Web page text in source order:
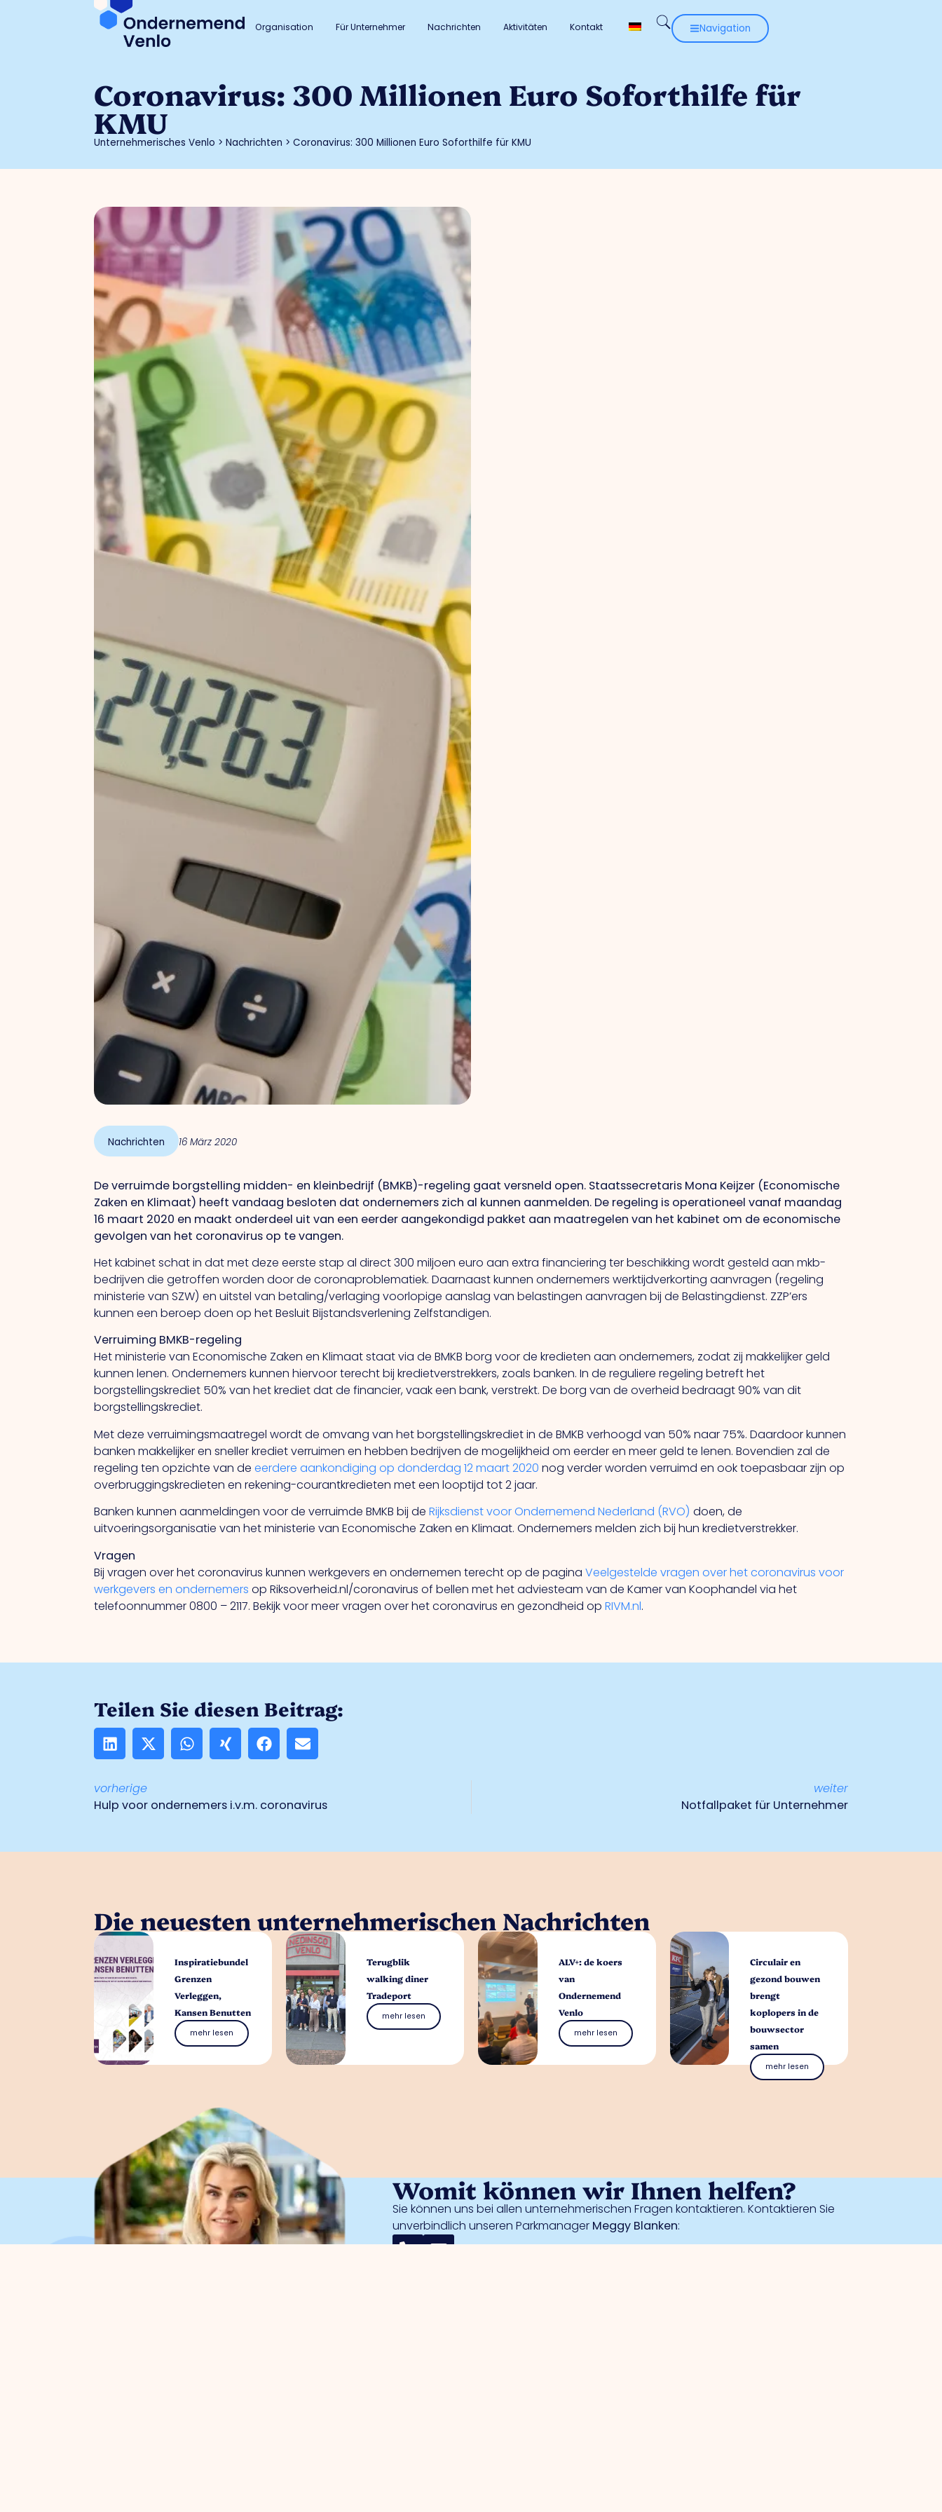
Organisation Für Unternehmer Nachrichten Aktivitäten Kontakt Navigation
Coronavirus: 300 Millionen Euro Soforthilfe für
KMU
Unternehmerisches Venlo >Nachrichten >Coronavirus: 300 Millionen Euro Soforthilfe für KMU
Nachrichten 16 März 2020
De verruimde borgstelling midden- en kleinbedrijf (BMKB)-regeling gaat versneld open. Staatssecretaris Mona Keijzer (Economische
Zaken en Klimaat) heeft vandaag besloten dat ondernemers zich al kunnen aanmelden. De regeling is operationeel vanaf maandag
16 maart 2020 en maakt onderdeel uit van een eerder aangekondigd pakket aan maatregelen van het kabinet om de economische
gevolgen van het coronavirus op te vangen.
Het kabinet schat in dat met deze eerste stap al direct 300 miljoen euro aan extra financiering ter beschikking wordt gesteld aan mkb-
bedrijven die getroffen worden door de coronaproblematiek. Daarnaast kunnen ondernemers werktijdverkorting aanvragen (regeling
ministerie van SZW) en uitstel van betaling/verlaging voorlopige aanslag van belastingen aanvragen bij de Belastingdienst. ZZP’ers
kunnen een beroep doen op het Besluit Bijstandsverlening Zelfstandigen.
Verruiming BMKB-regeling
Het ministerie van Economische Zaken en Klimaat staat via de BMKB borg voor de kredieten aan ondernemers, zodat zij makkelijker geld
kunnen lenen. Ondernemers kunnen hiervoor terecht bij kredietverstrekkers, zoals banken. In de reguliere regeling betreft het
borgstellingskrediet 50% van het krediet dat de financier, vaak een bank, verstrekt. De borg van de overheid bedraagt 90% van dit
borgstellingskrediet.
Met deze verruimingsmaatregel wordt de omvang van het borgstellingskrediet in de BMKB verhoogd van 50% naar 75%. Daardoor kunnen
banken makkelijker en sneller krediet verruimen en hebben bedrijven de mogelijkheid om eerder en meer geld te lenen. Bovendien zal de
regeling ten opzichte van deeerdere aankondiging op donderdag 12 maart 2020 nog verder worden verruimd en ook toepasbaar zijn op
overbruggingskredieten en rekening-courantkredieten met een looptijd tot 2 jaar.
Banken kunnen aanmeldingen voor de verruimde BMKB bij deRijksdienst voor Ondernemend Nederland (RVO) doen, de
uitvoeringsorganisatie van het ministerie van Economische Zaken en Klimaat. Ondernemers melden zich bij hun kredietverstrekker.
Vragen
Bij vragen over het coronavirus kunnen werkgevers en ondernemen terecht op de paginaVeelgestelde vragen over het coronavirus voor
werkgevers en ondernemersop Riksoverheid.nl/coronavirus of bellen met het adviesteam van de Kamer van Koophandel via het
telefoonnummer 0800 – 2117. Bekijk voor meer vragen over het coronavirus en gezondheid opRIVM.nl.
Teilen Sie diesen Beitrag:
vorherige
Hulp voor ondernemers i.v.m. coronavirus
weiter
Notfallpaket für Unternehmer
Die neuesten unternehmerischen Nachrichten
Inspiratiebundel
Grenzen
Verleggen,
Kansen Benutten
mehr lesen
Terugblik
walking diner
Tradeport
mehr lesen
ALV+: de koers
van
Ondernemend
Venlo
mehr lesen
Circulair en
gezond bouwen
brengt
koplopers in de
bouwsector
samen
mehr lesen
Womit können wir Ihnen helfen?
Sie können uns bei allen unternehmerischen Fragen kontaktieren. Kontaktieren Sie
unverbindlich unseren Parkmanager Meggy Blanken: